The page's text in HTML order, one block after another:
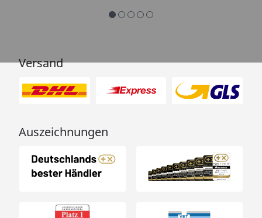
Versand
Auszeichnungen